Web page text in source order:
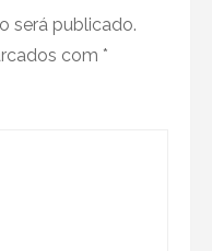
será publicado.
com *